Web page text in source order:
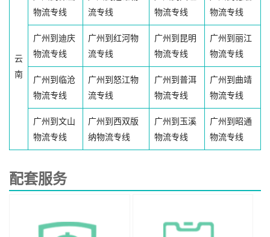
云
南
物流专线
流专线
物流专线
物流专线
广州到迪庆
物流专线
广州到红河物
流专线
广州到昆明
物流专线
广州到丽江
物流专线
广州到临沧
物流专线
广州到怒江物
流专线
广州到普洱
物流专线
广州到曲靖
物流专线
广州到文山
物流专线
广州到西双版
纳物流专线
广州到玉溪
物流专线
广州到昭通
物流专线
配套服务